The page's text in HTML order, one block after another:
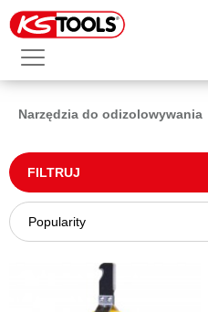
Narzędzia do odizolowywania
FILTRUJ